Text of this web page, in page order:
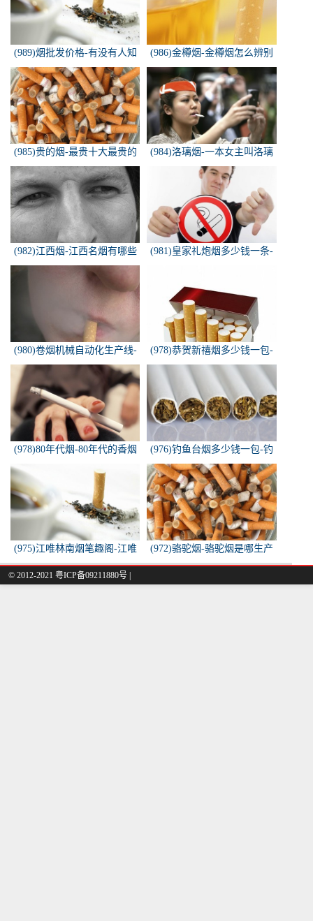
(989)烟批发价格-有没有人知
道，各种香烟批发价？
(986)金樽烟-金樽烟怎么辨别
真假
(985)贵的烟-最贵十大最贵的
香烟是什么
(984)洛璃烟-一本女主叫洛璃
烟的快穿小说，叫什么名字来
着？？？
(982)江西烟-江西名烟有哪些
(981)皇家礼炮烟多少钱一条-
(980)卷烟机械自动化生产线-
中国烟草机械集团
(978)恭贺新禧烟多少钱一包-
恭贺新禧香烟有细支的多少钱
一盒？
(978)80年代烟-80年代的香烟
(976)钓鱼台烟多少钱一包-钓
鱼台烟多少钱一包
(975)江唯林南烟笔趣阁-江唯
林南烟小说叫什么名字？
(972)骆驼烟-骆驼烟是哪生产
的
© 2012-2021 粤ICP备09211880号 |